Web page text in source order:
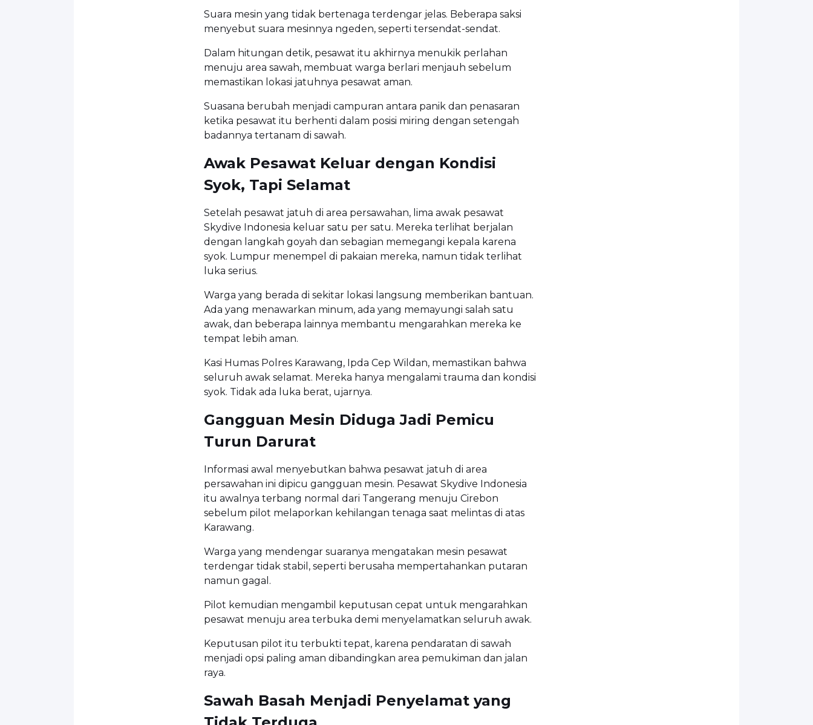
Suara mesin yang tidak bertenaga terdengar jelas. Beberapa saksi
menyebut suara mesinnya ngeden, seperti tersendat-sendat.
Dalam hitungan detik, pesawat itu akhirnya menukik perlahan
menuju area sawah, membuat warga berlari menjauh sebelum
memastikan lokasi jatuhnya pesawat aman.
Suasana berubah menjadi campuran antara panik dan penasaran
ketika pesawat itu berhenti dalam posisi miring dengan setengah
badannya tertanam di sawah.
Awak Pesawat Keluar dengan Kondisi
Syok, Tapi Selamat
Setelah pesawat jatuh di area persawahan, lima awak pesawat
Skydive Indonesia keluar satu per satu. Mereka terlihat berjalan
dengan langkah goyah dan sebagian memegangi kepala karena
syok. Lumpur menempel di pakaian mereka, namun tidak terlihat
luka serius.
Warga yang berada di sekitar lokasi langsung memberikan bantuan.
Ada yang menawarkan minum, ada yang memayungi salah satu
awak, dan beberapa lainnya membantu mengarahkan mereka ke
tempat lebih aman.
Kasi Humas Polres Karawang, Ipda Cep Wildan, memastikan bahwa
seluruh awak selamat. Mereka hanya mengalami trauma dan kondisi
syok. Tidak ada luka berat, ujarnya.
Gangguan Mesin Diduga Jadi Pemicu
Turun Darurat
Informasi awal menyebutkan bahwa pesawat jatuh di area
persawahan ini dipicu gangguan mesin. Pesawat Skydive Indonesia
itu awalnya terbang normal dari Tangerang menuju Cirebon
sebelum pilot melaporkan kehilangan tenaga saat melintas di atas
Karawang.
Warga yang mendengar suaranya mengatakan mesin pesawat
terdengar tidak stabil, seperti berusaha mempertahankan putaran
namun gagal.
Pilot kemudian mengambil keputusan cepat untuk mengarahkan
pesawat menuju area terbuka demi menyelamatkan seluruh awak.
Keputusan pilot itu terbukti tepat, karena pendaratan di sawah
menjadi opsi paling aman dibandingkan area pemukiman dan jalan
raya.
Sawah Basah Menjadi Penyelamat yang